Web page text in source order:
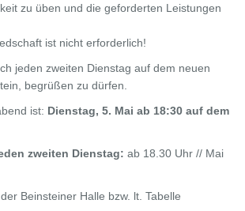
zu üben und die geforderten Leistungen
ist nicht erforderlich!
jeden zweiten Dienstag auf dem neuen
begrüßen zu dürfen.
ist: Dienstag, 5. Mai ab 18:30 auf dem
zweiten Dienstag: ab 18.30 Uhr // Mai
Beinsteiner Halle bzw. lt. Tabelle